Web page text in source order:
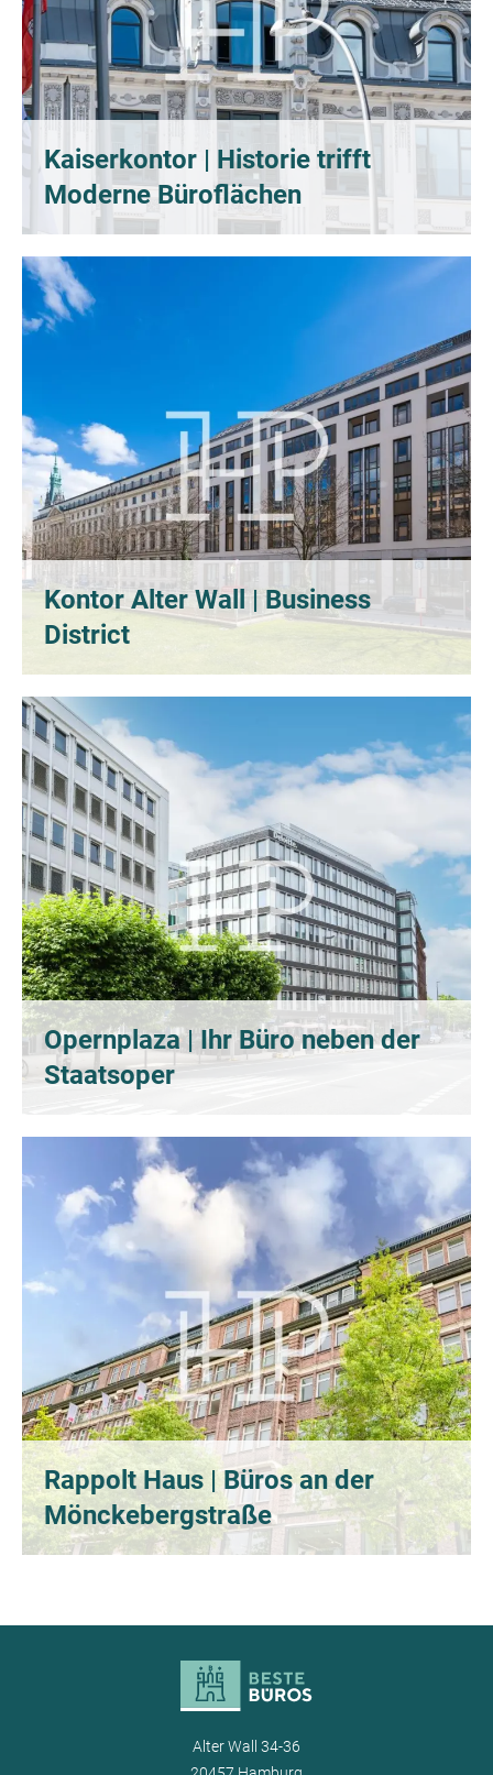
Kaiserkontor | Historie trifft
Moderne Büroflächen
Kontor Alter Wall | Business
District
Opernplaza | Ihr Büro neben der
Staatsoper
Rappolt Haus | Büros an der
Mönckebergstraße
Alter Wall 34-36